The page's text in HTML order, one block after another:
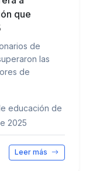
que
de
las
de
educación de
2025
Leer más